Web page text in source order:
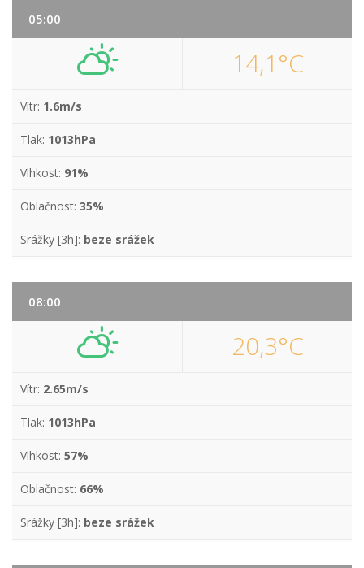
05:00
14,1°C
Vítr: 1.6m/s
Tlak: 1013hPa
Vlhkost: 91%
Oblačnost: 35%
Srážky [3h]: beze srážek
08:00
20,3°C
Vítr: 2.65m/s
Tlak: 1013hPa
Vlhkost: 57%
Oblačnost: 66%
Srážky [3h]: beze srážek